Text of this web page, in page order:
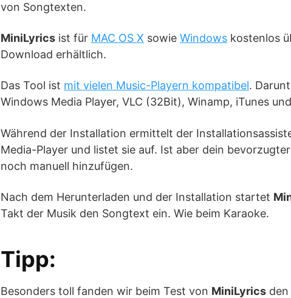
von Songtexten.
MiniLyrics ist für MAC OS X sowie Windows kostenlos
Download erhältlich.
Das Tool ist mit vielen Music-Playern kompatibel.
Windows Media Player, VLC (32Bit), Winamp, iTunes
Während der Installation ermittelt der
Media-Player und listet sie auf. Ist aber dein
noch manuell hinzufügen.
Nach dem Herunterladen und der Installation startet
Takt der Musik den Songtext ein. Wie beim Karaoke.
Tipp:
Besonders toll fanden wir beim Test von MiniLyrics den